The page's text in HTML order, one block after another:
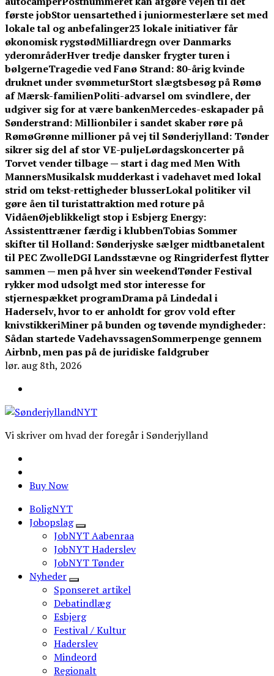
første jobStor uensartethed i juniormesterlære set med
lokale tal og anbefalinger23 lokale initiativer får
økonomisk rygstødMilliardregn over Danmarks
yderområderHver tredje dansker frygter turen i
bølgerneTragedie ved Fanø Strand: 80-årig kvinde
druknet under svømmeturStort slægtsbesøg på Rømø
af Mærsk-familienPoliti-advarsel om svindlere, der
udgiver sig for at være bankenMercedes-eskapader på
Sønderstrand: Millionbiler i sandet skaber røre på
RømøGrønne millioner på vej til Sønderjylland: Tønder
sikrer sig del af stor VE-puljeLørdagskoncerter på
Torvet vender tilbage — start i dag med Men With
MannersMusikalsk mudderkast i vadehavet med lokal
strid om tekst-rettigheder blusserLokal politiker vil
gøre åen til turistattraktion med roture på
VidåenØjeblikkeligt stop i Esbjerg Energy:
Assistenttræner færdig i klubbenTobias Sommer
skifter til Holland: Sønderjyske sælger midtbanetalent
til PEC ZwolleDGI Landsstævne og Ringriderfest flytter
sammen — men på hver sin weekendTønder Festival
rykker mod udsolgt med stor interesse for
stjernespækket programDrama på Lindedal i
Haderselv, hvor to er anholdt for grov vold efter
knivstikkeriMiner på bunden og tøvende myndigheder:
Sådan startede VadehavssagenSommerpenge gennem
Airbnb, men pas på de juridiske faldgruber
lør. aug 8th, 2026
Vi skriver om hvad der foregår i Sønderjylland
Buy Now
BoligNYT
Jobopslag
JobNYT Aabenraa
JobNYT Haderslev
JobNYT Tønder
Nyheder
Sponseret artikel
Debatindlæg
Esbjerg
Festival / Kultur
Haderslev
Mindeord
Regionalt